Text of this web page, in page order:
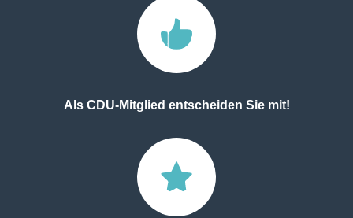
Als CDU-Mitglied entscheiden Sie mit!